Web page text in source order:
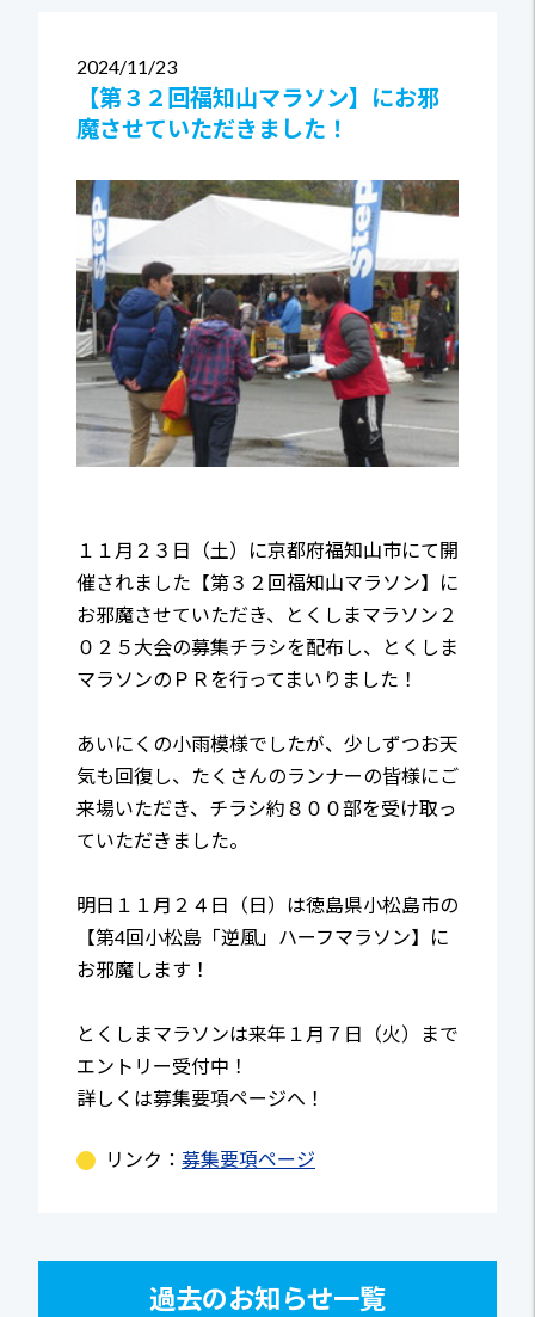
2024 11/23
【第３２回福知山マラソン】にお邪
魔させていただきました！
１１月２３日（土）に京都府福知山市にて開
催されました【第３２回福知山マラソン】に
お邪魔させていただき、とくしまマラソン２
０２５大会の募集チラシを配布し、とくしま
マラソンのＰＲを行ってまいりました！
あいにくの小雨模様でしたが、少しずつお天
気も回復し、たくさんのランナーの皆様にご
来場いただき、チラシ約８００部を受け取っ
ていただきました。
明日１１月２４日（日）は徳島県小松島市の
【第4回小松島「逆風」ハーフマラソン】に
お邪魔します！
とくしまマラソンは来年１月７日（火）まで
エントリー受付中！
詳しくは募集要項ページへ！
リンク： 募集要項ページ
過去のお知らせ一覧